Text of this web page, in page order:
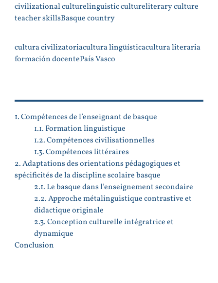
civilizational culturelinguistic cultureliterary culture
teacher skillsBasque country
cultura civilizatoriacultura lingüísticacultura literaria
formación docentePaís Vasco
1. Compétences de l’enseignant de basque
1.1. Formation linguistique
1.2. Compétences civilisationnelles
1.3. Compétences littéraires
2. Adaptations des orientations pédagogiques et
spécificités de la discipline scolaire basque
2.1. Le basque dans l’enseignement secondaire
2.2. Approche métalinguistique contrastive et
didactique originale
2.3. Conception culturelle intégratrice et
dynamique
Conclusion